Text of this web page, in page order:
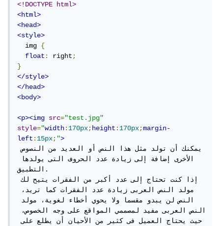
<!DOCTYPE html>
<html>
<head>
<style>
  img
{
float: right;
}
</style>
</head>
<body>
<p><img src="test.jpg"
style="width:170px;height:170px;margin-
left:15px;">
يمكنك أن تولد مثل هذا النص أو العديد من النصوص
التطبيق.
إذا كنت تحتاج إلى عدد أكبر من الفقرات يتيح لك
مولد النص العربى زيادة عدد الفقرات كما تريد،
النص لن يبدو مقسما ولا يحوي أخطاء لغوية، مولد
النص العربى مفيد لمصممي المواقع على وجه الخصوص،
حيث يحتاج العميل فى كثير من الأحيان أن يطلع على